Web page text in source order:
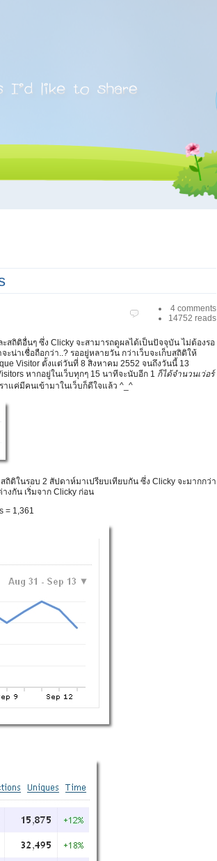
4 comments
14752 reads
สถิติอื่นๆ ซึ่ง Clicky จะสามารถดูผลได้เป็นปัจจุบัน ไม่ต้องรอ
ะน่าเชื่อถือกว่า..? รออยู่หลายวัน กว่าเว็บจะเก็บสถิติให้
Visitor ตั้งแต่วันที่ 8 สิงหาคม 2552 จนถึงวันนี้ 13
หากอยู่ในเว็บทุกๆ 15 นาทีจะนับอีก 1 ก็ได้จำนวนเว่อร์
แค่มีคนเข้ามาในเว็บก็ดีใจแล้ว ^_^
ถิติในรอบ 2 สัปดาห์มาเปรียบเทียบกัน ซึ่ง Clicky จะมากกว่า
งกัน เริ่มจาก Clicky ก่อน
= 1,361